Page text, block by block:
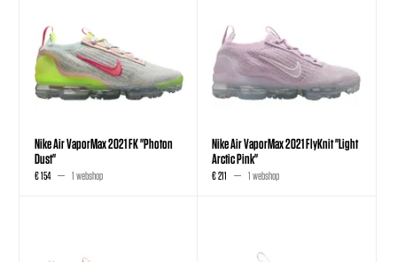
Nike Air VaporMax 2021 FK "Photon
Dust"
€ 154 1 webshop
Nike Air VaporMax 2021 FlyKnit "Light
Arctic Pink"
€ 211 1 webshop